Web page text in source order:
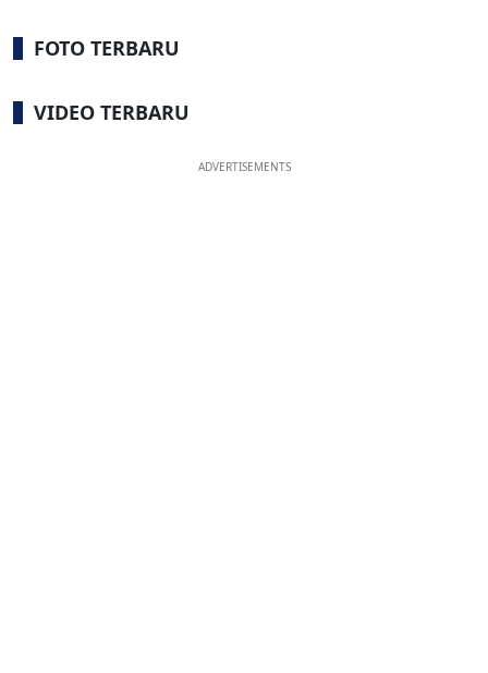
FOTO TERBARU
VIDEO TERBARU
ADVERTISEMENTS